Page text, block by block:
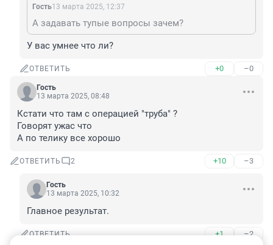
Гость13 марта 2025, 12:37
А задавать тупые вопросы зачем?
У вас умнее что ли?
ОТВЕТИТЬ +0 –0
Гость
13 марта 2025, 08:48
Кстати что там с операцией "труба" ?
Говорят ужас что
А по телику все хорошо
ОТВЕТИТЬ 2 +10 –3
Гость
13 марта 2025, 10:32
Главное результат.
ОТВЕТИТЬ +1 –2